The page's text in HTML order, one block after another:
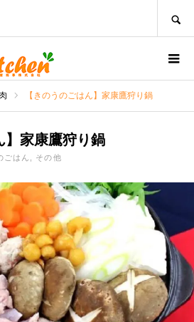
【きのうのごはん】家康鷹狩り鍋
】家康鷹狩り鍋
ごはん その他